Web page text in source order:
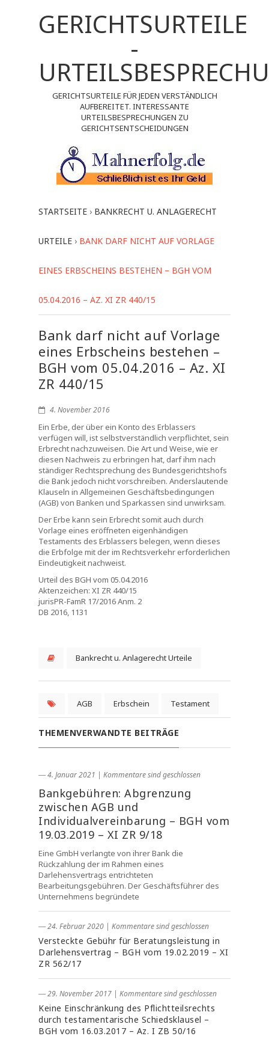
GERICHTSURTEILE
-
GERICHTSURTEILE FÜR JEDEN VERSTÄNDLICH
AUFBEREITET. INTERESSANTE
URTEILSBESPRECHUNGEN ZU
GERICHTSENTSCHEIDUNGEN
STARTSEITE › BANKRECHT U. ANLAGERECHT
URTEILE › BANK DARF NICHT AUF VORLAGE
EINES ERBSCHEINS BESTEHEN – BGH VOM
05.04.2016 – AZ. XI ZR 440/15
Bank darf nicht auf Vorlage
eines Erbscheins bestehen –
BGH vom 05.04.2016 – Az. XI
ZR 440/15
4. November 2016
Ein Erbe, der über ein Konto des Erblassers
verfügen will, ist selbstverständlich verpflichtet, sein
Erbrecht nachzuweisen. Die Art und Weise, wie er
diesen Nachweis zu erbringen hat, darf ihm nach
ständiger Rechtsprechung des Bundesgerichtshofs
die Bank jedoch nicht vorschreiben. Anderslautende
Klauseln in Allgemeinen Geschäftsbedingungen
(AGB) von Banken und Sparkassen sind unwirksam.
Der Erbe kann sein Erbrecht somit auch durch
Vorlage eines eröffneten eigenhändigen
Testaments des Erblassers belegen, wenn dieses
die Erbfolge mit der im Rechtsverkehr erforderlichen
Eindeutigkeit nachweist.
Urteil des BGH vom 05.04.2016
Aktenzeichen: XI ZR 440/15
jurisPR-FamR 17/2016 Anm. 2
DB 2016, 1131
Bankrecht u. Anlagerecht Urteile
AGB Erbschein Testament
THEMENVERWANDTE BEITRÄGE
― 4. Januar 2021 | Kommentare sind geschlossen
Bankgebühren: Abgrenzung
zwischen AGB und
Individualvereinbarung – BGH vom
19.03.2019 – XI ZR 9/18
Eine GmbH verlangte von ihrer Bank die
Rückzahlung der im Rahmen eines
Darlehensvertrags entrichteten
Bearbeitungsgebühren. Der Geschäftsführer des
Unternehmens begründete
― 24. Februar 2020 | Kommentare sind geschlossen
Versteckte Gebühr für Beratungsleistung in
Darlehensvertrag – BGH vom 19.02.2019 – XI
ZR 562/17
― 29. November 2017 | Kommentare sind geschlossen
Keine Einschränkung des Pflichtteilsrechts
durch testamentarische Schiedsklausel –
BGH vom 16.03.2017 – Az. I ZB 50/16